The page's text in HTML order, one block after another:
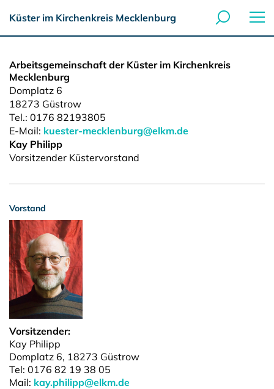
Küster im Kirchenkreis Mecklenburg
Arbeitsgemeinschaft der Küster im Kirchenkreis
Mecklenburg
Domplatz 6
18273 Güstrow
Tel.: 0176 82193805
E-Mail: kuester-mecklenburg@elkm.de
Kay Philipp
Vorsitzender Küstervorstand
Vorstand
Vorsitzender:
Kay Philipp
Domplatz 6, 18273 Güstrow
Tel: 0176 82 19 38 05
Mail: kay.philipp@elkm.de